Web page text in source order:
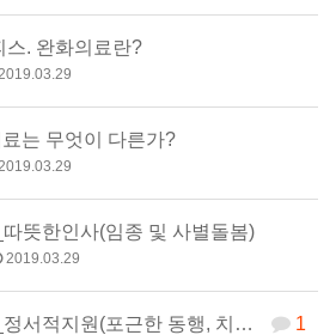
스. 완화의료란?
는 무엇이 다른가?
뜻한인사(임종 및 사별돌봄)
2019.03.29
1
지원(포근한 동행, 치료 과정에…